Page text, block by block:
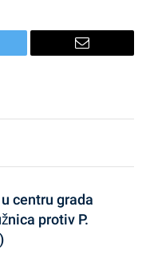
Email
centru grada
protiv P.